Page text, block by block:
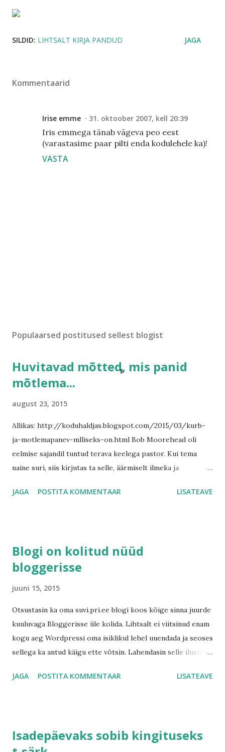
SILDID: LIHTSALT KIRJA PANDUD JAGA
Kommentaarid
Irise emme 31. oktoober 2007, kell 20:39
Iris emmega tänab vägeva peo eest
(varastasime paar pilti enda kodulehele ka)!
VASTA
s
t
k
m
m
n
t
a
r
Populaarsed postitused sellest blogist
Huvitavad mõtted, mis panid
mõtlema...
august 23, 2015
Allikas: http://koduhaldjas.blogspot.com/2015/03/kurb-
ja-motlemapanev-mlliseks-on.html Bob Moorehead oli
eelmise sajandil tuntud terava keelega pastor. Kui tema
naine suri, siis kirjutas ta selle, äärmiselt ilmeka ja
kõrged majad, aga madal taluvuslävi, laiad teed, kuid kitsad
on parem haridus, aga vähem mõistust, paremad teadmised,
kuid hindame halvemini situatsioone. Meil on rohkem
kehvem tervis. Joome liiga palju, suitsetame liiga palju,
raiskame arutult, naerame vähe, sõidame liiga kiiresti,
ärritume kergesti, magama läheme liiga hilja, ärkame
väsinult, loeme liiga vähe, vahime liiga palju televiisorit ja
palvetame vähe. -Oleme suurendanud oma nõudmisi, aga
JAGA POSTITA KOMMENTAAR LISATEAVE
Blogi on kolitud nüüd
bloggerisse
juuni 15, 2015
Otsustasin ka oma suvi.pri.ee blogi koos kõige sinna juurde
kuuluvaga Bloggerisse üle kolida. Lihtsalt ei viitsinud enam
kogu aeg Wordpressi oma isiklikul lehel uuendada ja seoses
sellega ka antud käigu ette võtsin. Lahendasin selle ilusti ka
www.suvi.pri.ee suunduvad nüüd Bloggerisse.
JAGA POSTITA KOMMENTAAR LISATEAVE
Isadepäevaks sobib kingituseks